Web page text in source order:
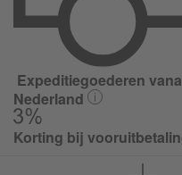
Expeditiegoederen
Nederland
Korting bij